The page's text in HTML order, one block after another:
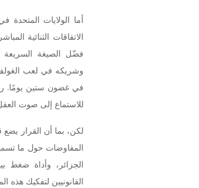
أما الولايات
الاتفاقات الثنائية
فضّل الصيغة
وشريكه في لعب
في غضون ستين يومًا.
للاستماع إلى صوت
لكن، بما أن القرار
المفاوضات حول ما
الجزائر، وأداة ضغط
القانونيين لتفكيك هذه